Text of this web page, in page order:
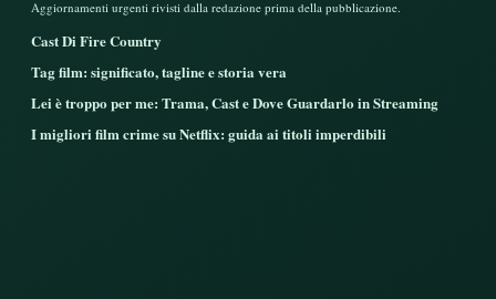
Aggiornamenti urgenti rivisti dalla redazione prima della pubblicazione.
Cast Di Fire Country
Tag film: significato, tagline e storia vera
Lei è troppo per me: Trama, Cast e Dove Guardarlo in Streaming
I migliori film crime su Netflix: guida ai titoli imperdibili